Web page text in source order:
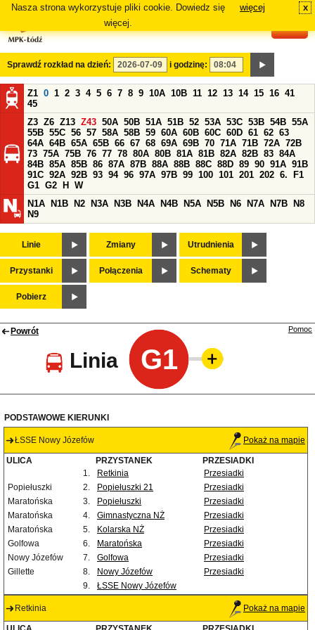
Nasza strona wykorzystuje pliki cookie. Dowiedz się
więcej.
więcej x
Sprawdź rozkład na dzień: i godzinę:
Z1 0 1 2 3 4 5 6 7 8 9 10A 10B 11 12 13 14 15 16 41
45
Z3 Z6 Z13 Z43 50A 50B 51A 51B 52 53A 53C 53B 54B 55A
55B 55C 56 57 58A 58B 59 60A 60B 60C 60D 61 62 63
64A 64B 65A 65B 66 67 68 69A 69B 70 71A 71B 72A 72B
73 75A 75B 76 77 78 80A 80B 81A 81B 82A 82B 83 84A
84B 85A 85B 86 87A 87B 88A 88B 88C 88D 89 90 91A 91B
91C 92A 92B 93 94 96 97A 97B 99 100 101 201 202 6.
F1
G1 G2 H
W
N1A
N1B N2 N3A N3B N4A N4B N5A N5B N6 N7A N7B
N8
N9
Linie Zmiany Utrudnienia
Przystanki Połączenia Schematy
Pobierz
Powrót
Linia G1
Pomoc
PODSTAWOWE KIERUNKI
ŁSSE Nowy Józefów Pokaż na mapie
ULICA PRZYSTANEK
PRZESIADKI
1.
Retkinia
Przesiadki
Popiełuszki
2. Popiełuszki 21
Przesiadki
Maratońska
3. Popiełuszki
Przesiadki
Maratońska
4. Gimnastyczna NŻ
Przesiadki
Maratońska
5. Kolarska NŻ
Przesiadki
Golfowa
6. Maratońska
Przesiadki
Nowy Józefów
7. Golfowa
Przesiadki
Gillette
8. Nowy Józefów
Przesiadki
9.
ŁSSE Nowy Józefów
Retkinia Pokaż na mapie